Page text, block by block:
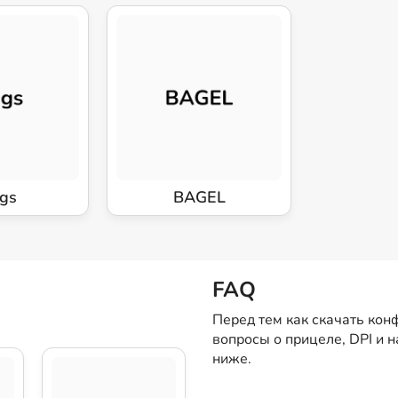
BAGEL
FAQ
Перед тем как скачать
вопросы о прицеле, DPI и
ниже.